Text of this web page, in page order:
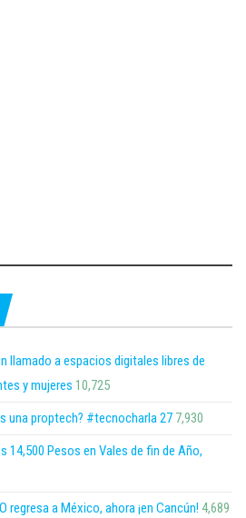
llamado a espacios digitales libres de
y mujeres 10,725
una proptech? #tecnocharla 27 7,930
14,500 Pesos en Vales de fin de Año,
regresa a México, ahora ¡en Cancún! 4,689